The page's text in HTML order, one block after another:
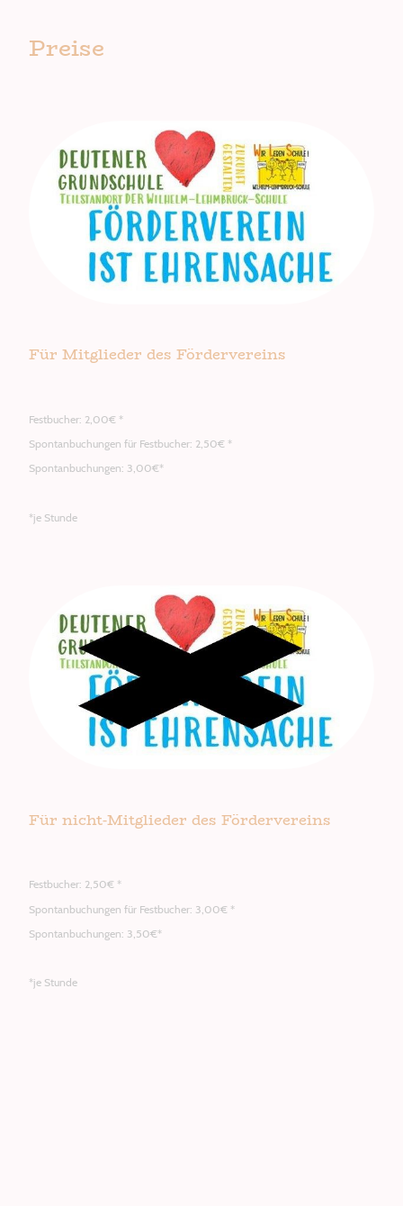
Preise
Für Mitglieder des Fördervereins
Festbucher: 2,00€ *
Spontanbuchungen für Festbucher: 2,50€ *
Spontanbuchungen: 3,00€*
*je Stunde
Für nicht-Mitglieder des Fördervereins
Festbucher: 2,50€ *
Spontanbuchungen für Festbucher: 3,00€ *
Spontanbuchungen: 3,50€*
*je Stunde